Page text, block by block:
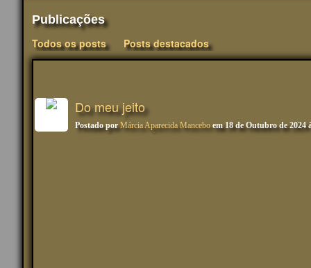
Publicações
Todos os posts
Posts destacados
Do meu jeito
Postado porMárcia Aparecida Manceboem 18 de Outubro de 2024